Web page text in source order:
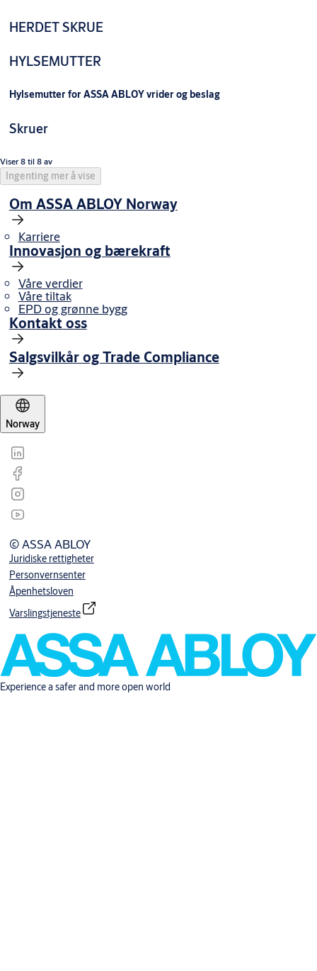
HERDET SKRUE
HYLSEMUTTER
Hylsemutter for ASSA ABLOY vrider og beslag
Skruer
Viser 8 til 8 av
Ingenting mer å vise
Om ASSA ABLOY Norway
Karriere
Innovasjon og bærekraft
Våre verdier
Våre tiltak
EPD og grønne bygg
Kontakt oss
Salgsvilkår og Trade Compliance
Norway
© ASSA ABLOY
Juridiske rettigheter
Personvernsenter
Åpenhetsloven
Varslingstjeneste
Experience a safer and more open world